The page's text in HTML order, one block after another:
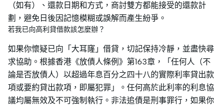
（如有）、還款日期和方式，商討雙方都能接受的還款計
劃，避免日後因記憶模糊或誤解而產生紛爭。
若我已向高利貸借款該怎麼辦？
如果你懷疑已向「大耳窿」借貸，切記保持冷靜，並盡快尋
求協助。根據香港《放債人條例》第163章，「任何人（不
論是否放債人）以超過年息百分之四十八的實際利率貸出款
項或要約貸出款項，即屬犯罪」。任何高於此利率的利息協
議均屬無效及不可強制執行。非法追債是刑事罪行，如果你